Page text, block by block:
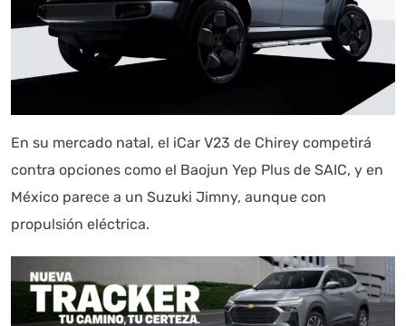
En su mercado natal, el iCar V23 de Chirey competirá
contra opciones como el Baojun Yep Plus de SAIC, y en
México parece a un Suzuki Jimny, aunque con
propulsión eléctrica.